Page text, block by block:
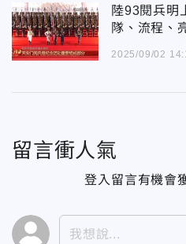
陸93閱兵明
隊、流程、
2025/09/02
留言衝人氣
登入留言有機會